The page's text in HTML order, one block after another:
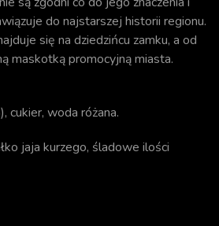
do najstarszej historii regionu.
się na dziedzińcu zamku, a od
maskotką promocyjną miasta.
cukier, woda różana.
jaja kurzego, śladowe ilości